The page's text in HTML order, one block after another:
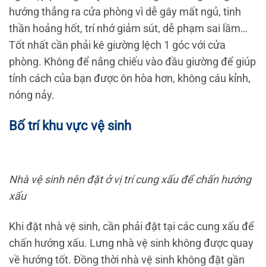
hướng thẳng ra cửa phòng vì dễ gây mất ngủ, tinh
thần hoảng hốt, trí nhớ giảm sút, dễ phạm sai lầm…
Tốt nhất cần phải kê giường lệch 1 góc với cửa
phòng. Không để nắng chiếu vào đầu giường để giúp
tính cách của bạn được ôn hòa hơn, không cáu kỉnh,
nóng nảy.
Bố trí khu vực vệ sinh
Nhà vệ sinh nên đặt ở vị trí cung xấu để chấn hướng
xấu
Khi đặt nhà vệ sinh, cần phải đặt tại các cung xấu để
chấn hướng xấu. Lưng nhà vệ sinh không được quay
về hướng tốt. Đồng thời nhà vệ sinh không đặt gần